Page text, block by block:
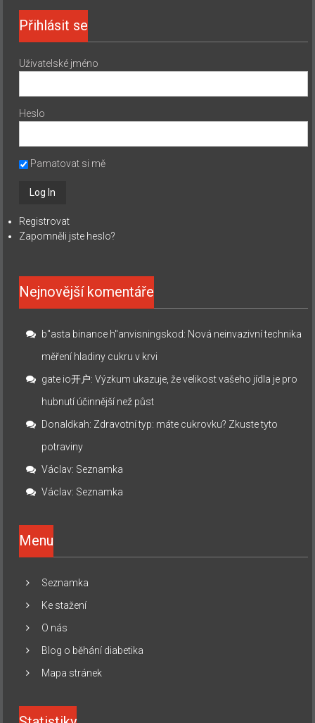
Přihlásit se
Uživatelské jméno
Heslo
Pamatovat si mě
Registrovat
Zapomněli jste heslo?
Nejnovější komentáře
b"asta binance h"anvisningskod: Nová neinvazivní technika
měření hladiny cukru v krvi
gate io开户:Výzkum ukazuje, že velikost vašeho jídla je pro
hubnutí účinnější než půst
Donaldkah: Zdravotní typ: máte cukrovku? Zkuste tyto
potraviny
Václav: Seznamka
Václav: Seznamka
Menu
Seznamka
Ke stažení
O nás
Blog o běhání diabetika
Mapa stránek